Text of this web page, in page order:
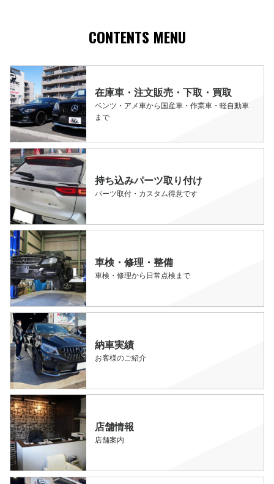
CONTENTS MENU
在庫車・注文販売・下取・買取
ベンツ・アメ車から国産車・作業車・軽自動車
まで
持ち込みパーツ取り付け
パーツ取付・カスタム得意です
車検・修理・整備
車検・修理から日常点検まで
納車実績
お客様のご紹介
店舗情報
店舗案内